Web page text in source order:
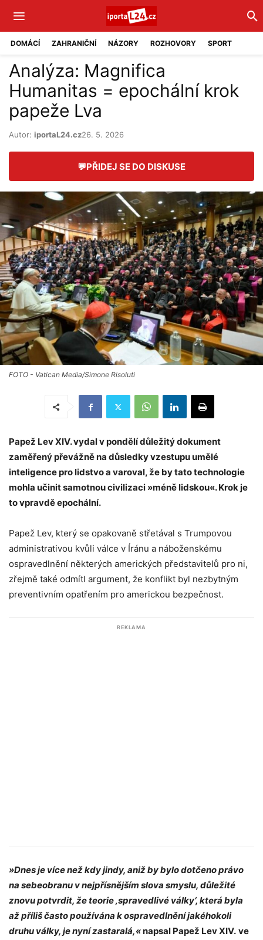
DOMÁCÍ ZAHRANIČNÍ NÁZORY ROZHOVORY SPORT
Analýza: Magnifica
Humanitas = epochální krok
papeže Lva
Autor: iportaL24.cz26. 5. 2026
💬PŘIDEJ SE DO DISKUSE
FOTO - Vatican Media/Simone Risoluti
Papež Lev XIV. vydal v pondělí důležitý dokument
zaměřený převážně na důsledky vzestupu umělé
inteligence pro lidstvo a varoval, že by tato technologie
mohla učinit samotnou civilizaci »méně lidskou«. Krok je
to vpravdě epochální.
Papež Lev, který se opakovaně střetával s Trumpovou
administrativou kvůli válce v Íránu a náboženskému
ospravedlnění některých amerických představitelů pro ni,
zřejmě také odmítl argument, že konflikt byl nezbytným
preventivním opatřením pro americkou bezpečnost.
REKLAMA
»Dnes je více než kdy jindy, aniž by bylo dotčeno právo
na sebeobranu v nejpřísnějším slova smyslu, důležité
znovu potvrdit, že teorie ‚spravedlivé války‘, která byla
až příliš často používána k ospravedlnění jakéhokoli
druhu války, je nyní zastaralá,«napsal Papež Lev XIV. ve